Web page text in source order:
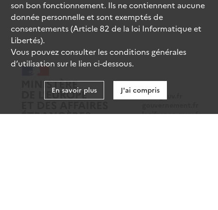
data.gouv.fr
legifrance.gouv.fr
son bon fonctionnement. Ils ne contiennent aucune
donnée personnelle et sont exemptés de
consentements (Article 82 de la loi Informatique et
Libertés).
Vous pouvez consulter les conditions générales
d’utilisation sur le lien ci-dessous.
En savoir plus J'ai compris